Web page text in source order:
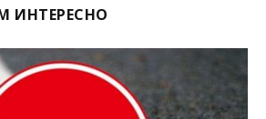
ИНТЕРЕСНО